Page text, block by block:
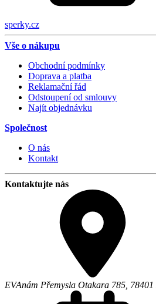
sperky.cz
Vše o nákupu
Obchodní podmínky
Doprava a platba
Reklamační řád
Odstoupení od smlouvy
Najít objednávku
Společnost
O nás
Kontakt
Kontaktujte nás
EVAnám Přemysla Otakara 785, 78401